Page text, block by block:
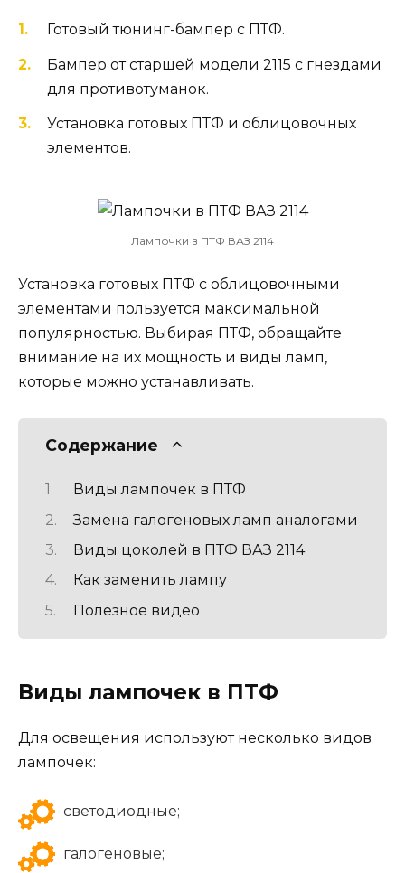
Готовый тюнинг-бампер с ПТФ.
Бампер от старшей модели 2115 с гнездами
для противотуманок.
Установка готовых ПТФ и облицовочных
элементов.
Лампочки в ПТФ ВАЗ 2114
Установка готовых ПТФ с облицовочными
элементами пользуется максимальной
популярностью. Выбирая ПТФ, обращайте
внимание на их мощность и виды ламп,
которые можно устанавливать.
Содержание
Виды лампочек в ПТФ
Замена галогеновых ламп аналогами
Виды цоколей в ПТФ ВАЗ 2114
Как заменить лампу
Полезное видео
Виды лампочек в ПТФ
Для освещения используют несколько видов
лампочек:
светодиодные;
галогеновые;